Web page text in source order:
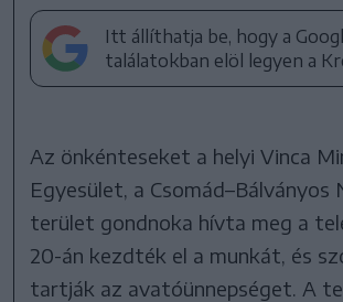
Itt állíthatja be, hogy a
találatokban elöl legyen a
Az önkénteseket a helyi Vinca
Egyesület, a
terület gondnoka hívta meg a
20-án kezdték el a munkát, és
tartják az avatóünnepséget. A